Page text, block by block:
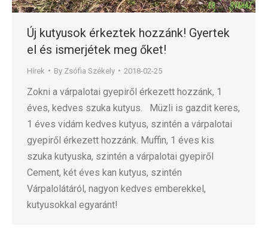
Új kutyusok érkeztek hozzánk! Gyertek
el és ismerjétek meg őket!
Hírek By Zsófia Székely 2018-02-25
Zokni a várpalotai gyepiről érkezett hozzánk, 1
éves, kedves szuka kutyus. Müzli is gazdit keres,
1 éves vidám kedves kutyus, szintén a várpalotai
gyepiről érkezett hozzánk. Muffin, 1 éves kis
szuka kutyuska, szintén a várpalotai gyepiről
Cement, két éves kan kutyus, szintén
Várpalolátáról, nagyon kedves emberekkel,
kutyusokkal egyaránt!